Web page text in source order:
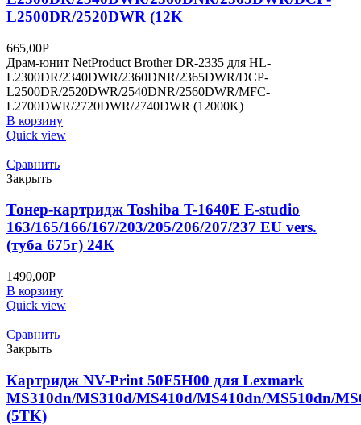
L2500DR/2520DWR (12K
665,00Р
Драм-юнит NetProduct Brother DR-2335 для HL-
L2300DR/2340DWR/2360DNR/2365DWR/DCP-
L2500DR/2520DWR/2540DNR/2560DWR/MFC-
L2700DWR/2720DWR/2740DWR (12000K)
В корзину
Quick view
Сравнить
Закрыть
Тонер-картридж Toshiba T-1640E E-studio
163/165/166/167/203/205/206/207/237 EU vers.
(туба 675г) 24К
1490,00Р
В корзину
Quick view
Сравнить
Закрыть
Картридж NV-Print 50F5H00 для Lexmark
MS310dn/MS310d/MS410d/MS410dn/MS510dn/
(5TK)